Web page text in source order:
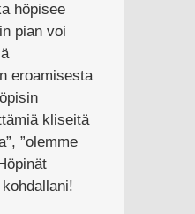
höpisee
pian voi
eroamisesta
kliseitä
”olemme